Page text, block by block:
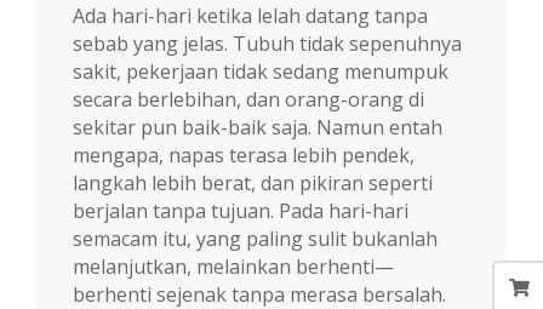
Ada hari-hari ketika lelah datang tanpa
sebab yang jelas. Tubuh tidak sepenuhnya
sakit, pekerjaan tidak sedang menumpuk
secara berlebihan, dan orang-orang di
sekitar pun baik-baik saja. Namun entah
mengapa, napas terasa lebih pendek,
langkah lebih berat, dan pikiran seperti
berjalan tanpa tujuan. Pada hari-hari
semacam itu, yang paling sulit bukanlah
melanjutkan, melainkan berhenti—
berhenti sejenak tanpa merasa bersalah.